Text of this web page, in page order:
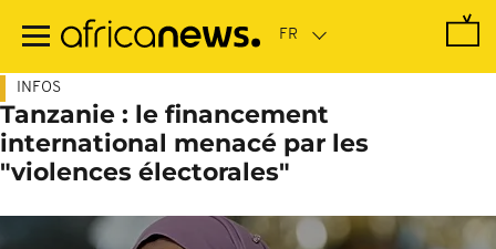
contenu
INFOS
Tanzanie : le financement
international menacé par les
"violences électorales"